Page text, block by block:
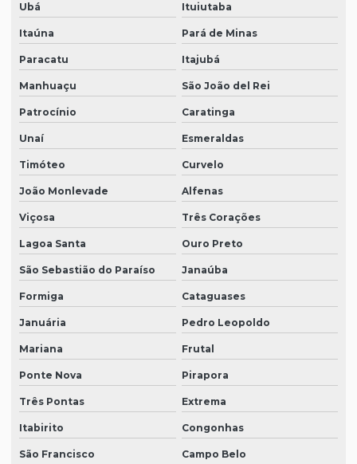
Ubá Ituiutaba
Itaúna Pará de Minas
Paracatu Itajubá
Manhuaçu São João del Rei
Patrocínio Caratinga
Unaí Esmeraldas
Timóteo Curvelo
João Monlevade Alfenas
Viçosa Três Corações
Lagoa Santa Ouro Preto
São Sebastião do Paraíso Janaúba
Formiga Cataguases
Januária Pedro Leopoldo
Mariana Frutal
Ponte Nova Pirapora
Três Pontas Extrema
Itabirito Congonhas
São Francisco Campo Belo